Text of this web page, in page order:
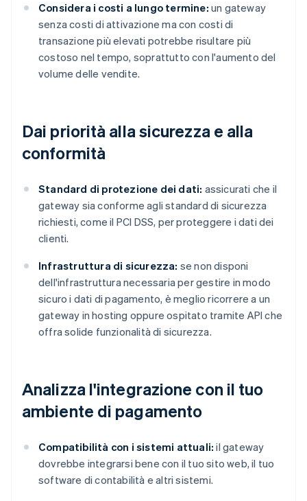
Considera i costi a lungo termine: un gateway
senza costi di attivazione ma con costi di
transazione più elevati potrebbe risultare più
costoso nel tempo, soprattutto con l'aumento del
volume delle vendite.
Dai priorità alla sicurezza e alla
conformità
Standard di protezione dei dati: assicurati che il
gateway sia conforme agli standard di sicurezza
richiesti, come il PCI DSS, per proteggere i dati dei
clienti.
Infrastruttura di sicurezza: se non disponi
dell'infrastruttura necessaria per gestire in modo
sicuro i dati di pagamento, è meglio ricorrere a un
gateway in hosting oppure ospitato tramite API che
offra solide funzionalità di sicurezza.
Analizza l'integrazione con il tuo
ambiente di pagamento
Compatibilità con i sistemi attuali: il gateway
dovrebbe integrarsi bene con il tuo sito web, il tuo
software di contabilità e altri sistemi.